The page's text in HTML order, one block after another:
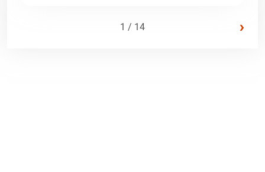
1 / 14 ›